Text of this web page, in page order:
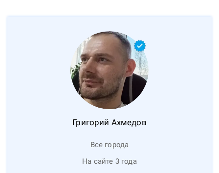
Григорий Ахмедов
Все города
На сайте 3 года